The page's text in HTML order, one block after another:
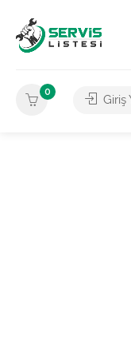
0
Giriş